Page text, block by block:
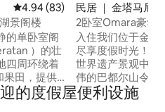
平均评分 4.94 分（满分 5 分）
4.94 (83)
景阁楼
的单卧室阁
）的壮
四周环绕着
果田，提供
美之选。 享
厨房（配备
民居 ｜ 金塔马尼
2卧室Omara豪华
入住我们位于金塔
尽享度假时光！
世界遗产景观中，
伟的巴都尔山令人惊
墅景点： • 迷人的
•可提供私人厨师
的度假屋便利设施